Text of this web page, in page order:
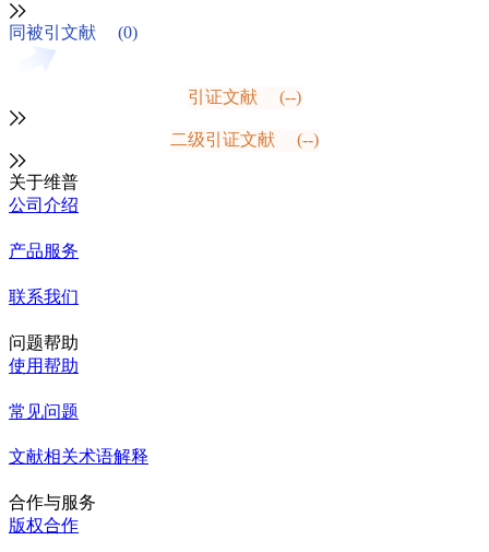
同被引文献 (0)
引证文献 (--)
二级引证文献 (--)
关于维普
公司介绍
产品服务
联系我们
问题帮助
使用帮助
常见问题
文献相关术语解释
合作与服务
版权合作